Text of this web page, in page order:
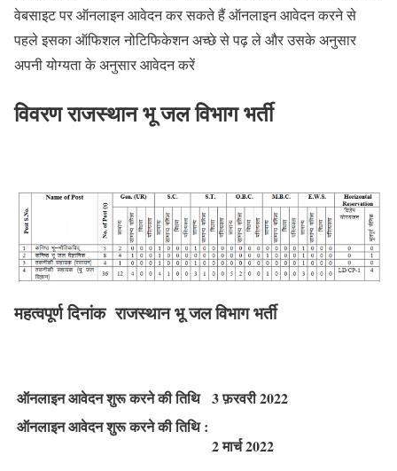
वेबसाइट पर ऑनलाइन आवेदन कर सकते हैं ऑनलाइन आवेदन करने से
पहले इसका ऑफिशल नोटिफिकेशन अच्छे से पढ़ ले और उसके अनुसार
अपनी योग्यता के अनुसार आवेदन करें
विवरण राजस्थान भू जल विभाग भर्ती
महत्वपूर्ण दिनांक राजस्थान भू जल विभाग भर्ती
ऑनलाइन आवेदन शुरू करने की तिथि 3 फ़रवरी 2022
ऑनलाइन आवेदन शुरू करने की तिथि :
2 मार्च 2022